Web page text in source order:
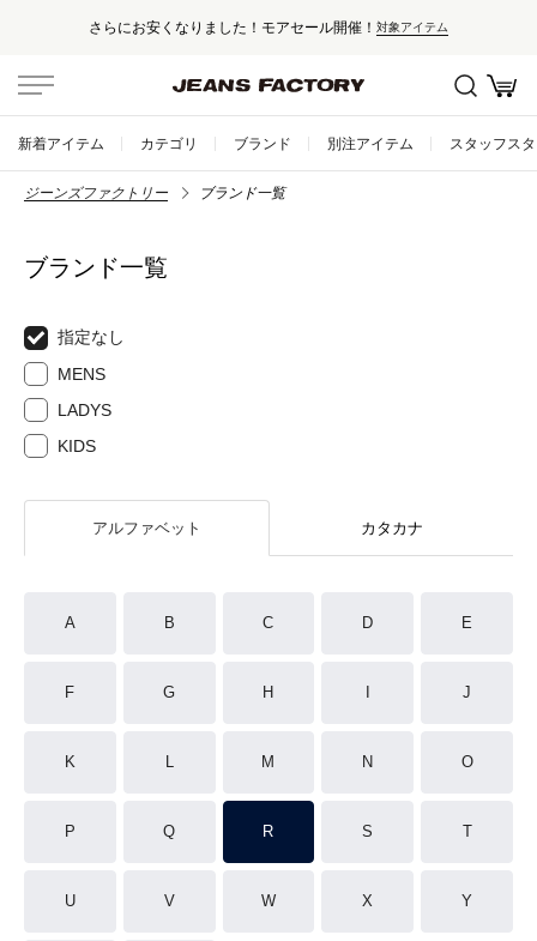
さらにお安くなりました！モアセール開催！ 対象アイテム
新着アイテム カテゴリ ブランド 別注アイテム スタッフス
ジーンズファクトリー ブランド一覧
ブランド一覧
指定なし
MENS
LADYS
KIDS
アルファベット カタカナ
A B C D E
F G H J
K L M N O
P Q R S T
U V W X Y